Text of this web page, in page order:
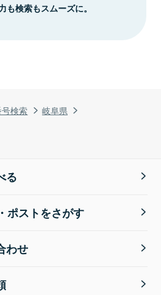
検索
岐阜県
検索もスムーズに。
る
ポストをさがす
わせ